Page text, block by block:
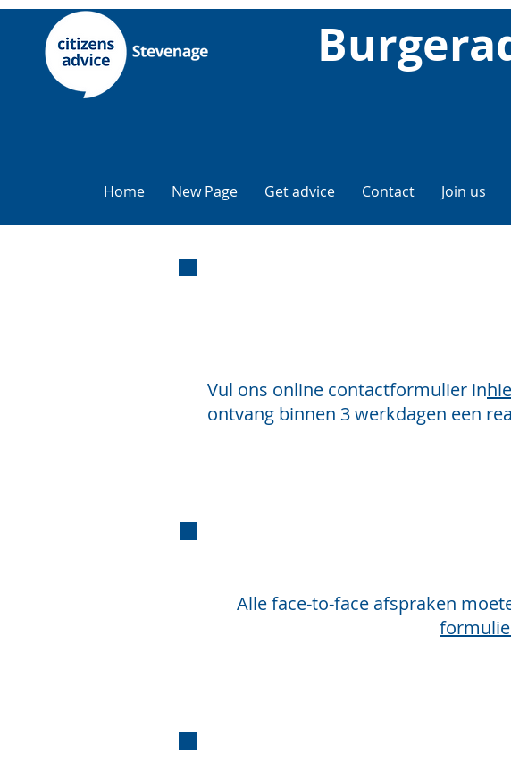
Home New Page Get advice Contact Join us
Vul ons online contactformulier in
ontvang binnen 3 werkdagen een
Alle face-to-face afspraken